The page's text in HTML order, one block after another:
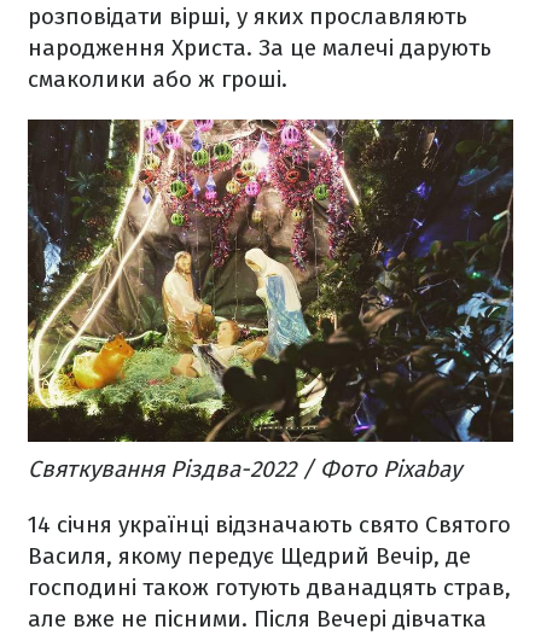
розповідати вірші, у яких прославляють
народження Христа. За це малечі дарують
смаколики або ж гроші.
Святкування Різдва-2022 / Фото Pixabay
14 січня українці відзначають свято Святого
Василя, якому передує Щедрий Вечір, де
господині також готують дванадцять страв,
але вже не пісними. Після Вечері дівчатка